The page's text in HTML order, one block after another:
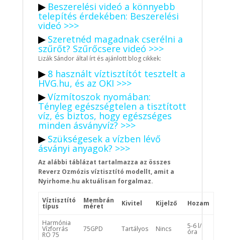
▶ Beszerelési videó a könnyebb
telepítés érdekében: Beszerelési
videó >>>
▶ Szeretnéd magadnak cserélni a
szűrőt? Szűrőcsere videó >>>
Lizák Sándor által írt és ajánlott blog cikkek:
▶ 8 használt víztisztítót tesztelt a
HVG.hu, és az OKI >>>
▶Vízmítoszok nyomában:
Tényleg egészségtelen a tisztított
víz, és biztos, hogy egészséges
minden ásványvíz? >>>
▶ Szükségesek a vízben lévő
ásványi anyagok? >>>
Az alábbi táblázat tartalmazza az összes
Reverz Ozmózis víztisztító modellt, amit a
Nyirhome.hu aktuálisan forgalmaz.
Víztisztító
típus
Membrán
méret Kivitel Kijelző Hozam
Harmónia
Vízforrás
RO 75
75GPD Tartályos Nincs 5-6 l/
óra